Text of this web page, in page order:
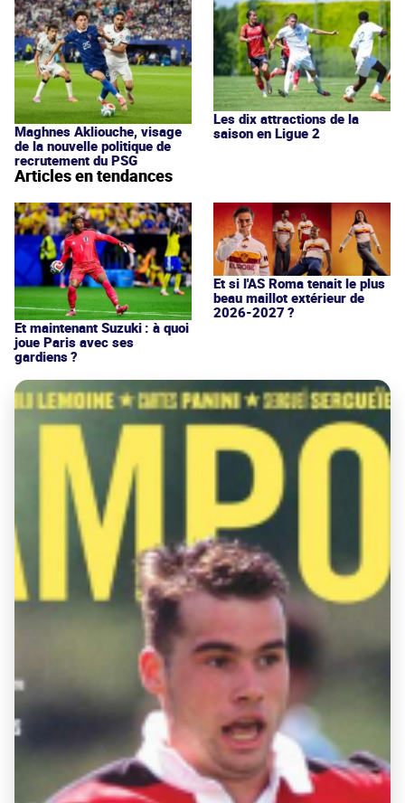
Maghnes Akliouche, visage
de la nouvelle politique de
recrutement du PSG
Les dix attractions de la
saison en Ligue 2
Articles en tendances
Et maintenant Suzuki : à quoi
joue Paris avec ses
gardiens ?
Et si l'AS Roma tenait le plus
beau maillot extérieur de
2026-2027 ?